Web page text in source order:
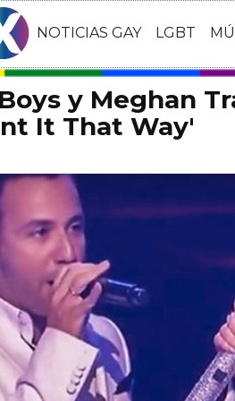
NOTICIAS GAY LGBT
y Meghan
It That Way'